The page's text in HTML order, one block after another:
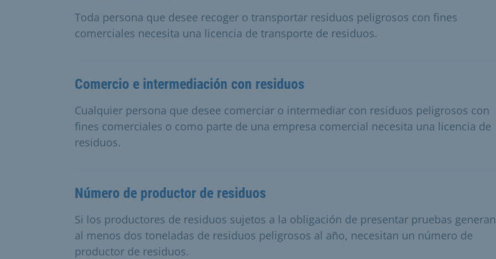
Toda persona que desee recoger o transportar residuos peligrosos con fines
comerciales necesita una licencia de transporte de residuos.
Comercio e intermediación con residuos
Cualquier persona que desee comerciar o intermediar con residuos peligrosos con
fines comerciales o como parte de una empresa comercial necesita una licencia de
residuos.
Número de productor de residuos
Si los productores de residuos sujetos a la obligación de presentar pruebas generan
al menos dos toneladas de residuos peligrosos al año, necesitan un número de
productor de residuos.